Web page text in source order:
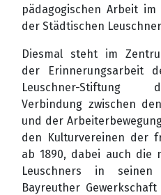
pädagogischen Arbeit
der Städtischen
Diesmal steht im
der Erinnerungsarbeit
Leuschner-Stiftung
Verbindung zwischen
und der
den Kulturvereinen der
ab 1890, dabei auch die
Leuschners in
Bayreuther